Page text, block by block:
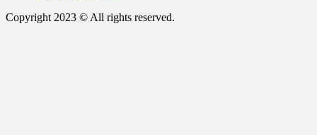
Copyright 2023 © All rights reserved.